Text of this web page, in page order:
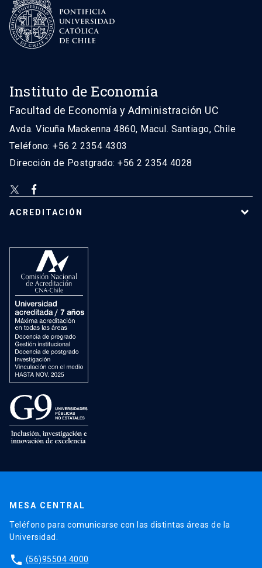
Instituto de Economía
Facultad de Economía y Administración UC
Avda. Vicuña Mackenna 4860, Macul. Santiago, Chile
Teléfono: +56 2 2354 4303
Dirección de Postgrado: +56 2 2354 4028
ACREDITACIÓN
MESA CENTRAL
Teléfono para comunicarse con las distintas áreas de la
Universidad.
phone (56)95504 4000